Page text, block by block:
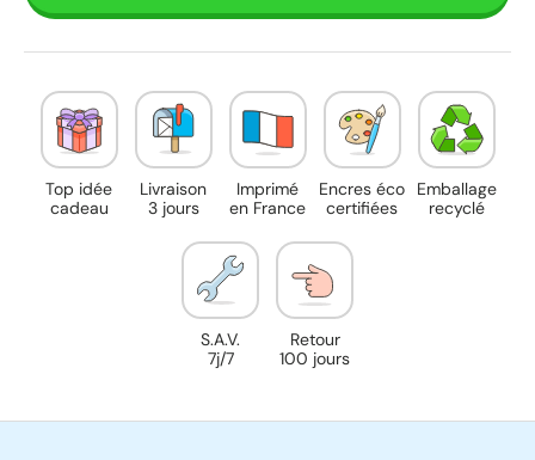
Top idée
cadeau
Livraison
3 jours
Imprimé
en France
Encres éco
certifiées
Emballage
recyclé
S.A.V.
7j/7
Retour
100 jours